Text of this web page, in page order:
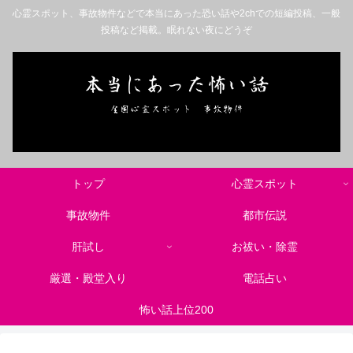
心霊スポット、事故物件などで本当にあった恐い話や2chでの短編投稿、一般
投稿など掲載。眠れない夜にどうぞ
トップ 心霊スポット
事故物件 都市伝説
肝試し お祓い・除霊
厳選・殿堂入り 電話占い
怖い話上位200